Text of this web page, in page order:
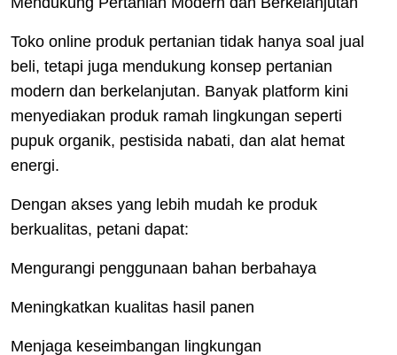
Toko online produk pertanian tidak hanya soal jual
beli, tetapi juga mendukung konsep pertanian
modern dan berkelanjutan. Banyak platform kini
menyediakan produk ramah lingkungan seperti
pupuk organik, pestisida nabati, dan alat hemat
energi.
Dengan akses yang lebih mudah ke produk
berkualitas, petani dapat:
Mengurangi penggunaan bahan berbahaya
Meningkatkan kualitas hasil panen
Menjaga keseimbangan lingkungan